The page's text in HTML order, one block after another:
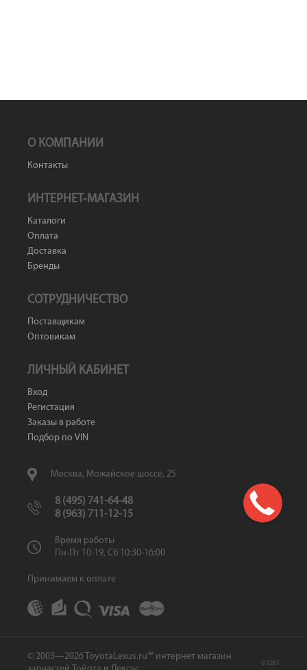
О КОМПАНИИ
Контакты
ИНТЕРНЕТ-МАГАЗИН
Каталоги
Оплата
Доставка
Бренды
СОТРУДНИЧЕСТВО
Поставщикам
Оптовикам
ЛИЧНЫЙ КАБИНЕТ
Вход
Регистация
Заказы в работе
Подбор по VIN
Москва, Можайское шоссе, 25
8 (495) 741-64-48
8 (963) 711-12-15
Время работы
Пн-Пт 10-19, Сб 10:30-16:00
Принимаем к оплате
© 2003—2026 ToyotaLexus.ru™ интернет магазин
0.1261